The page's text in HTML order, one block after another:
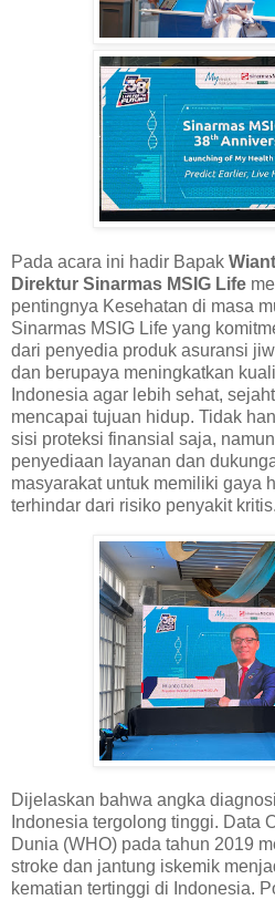
Pada acara ini hadir Bapak
Direktur Sinarmas MSIG Life
pentingnya Kesehatan di masa
Sinarmas MSIG Life yang
dari penyedia produk asuransi
dan berupaya meningkatkan
Indonesia agar lebih sehat,
mencapai tujuan hidup. Tidak
sisi proteksi finansial saja,
penyediaan layanan dan
masyarakat untuk memiliki gaya
terhindar dari risiko penyakit kritis.
Dijelaskan bahwa angka
Indonesia tergolong tinggi. Data
Dunia (WHO) pada tahun 2019
stroke dan jantung iskemik
kematian tertinggi di Indonesia.